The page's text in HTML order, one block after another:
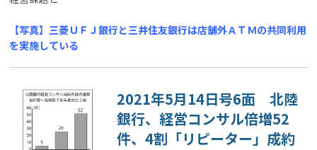
【写真】三菱ＵＦＪ銀行と三井住友銀行は店舗外ＡＴＭの共同利用
を実施している
2021年5月14日号6面 北陸
銀行、経営コンサル倍増52
件、4割「リピーター」成約